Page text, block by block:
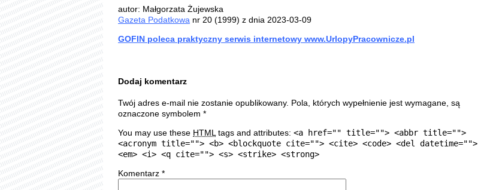
autor: Małgorzata Żujewska
Gazeta Podatkowa nr 20 (1999) z dnia 2023-03-09
GOFIN poleca praktyczny serwis internetowy www.UrlopyPracownicze.pl
Dodaj komentarz
Twój adres e-mail nie zostanie opublikowany. Pola, których wypełnienie jest wymagane, są
oznaczone symbolem *
You may use these HTMLtags and attributes: <a href="" title=""> <abbr title="">
<acronym title=""> <b> <blockquote cite=""> <cite> <code> <del datetime="">
<em> <i> <q cite=""> <s> <strike> <strong>
Komentarz *